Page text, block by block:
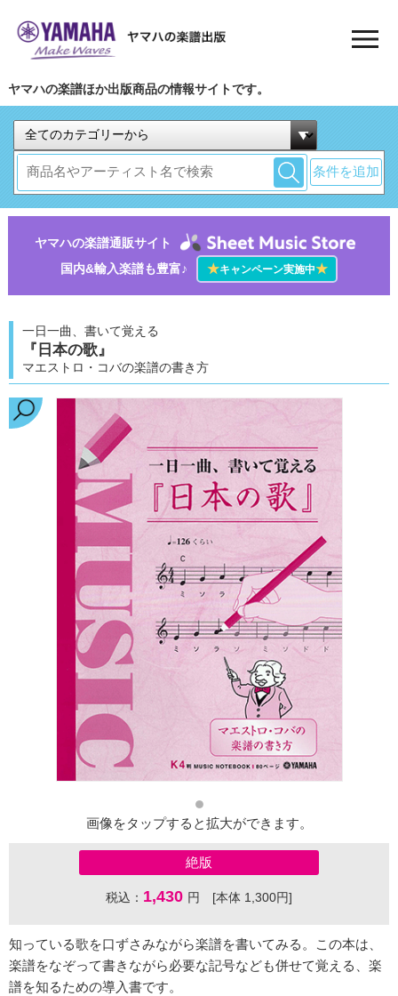
ヤマハの楽譜ほか出版商品の情報サイトです。
条件を追加
ヤマハの楽譜通販サイト
国内&輸入楽譜も豊富♪
★キャンペーン実施中★
一日一曲、書いて覚える
『日本の歌』
マエストロ・コバの楽譜の書き方
画像をタップすると拡大ができます。
絶版
税込： 1,430 円 [本体 1,300円]
知っている歌を口ずさみながら楽譜を書いてみる。この本は、
楽譜をなぞって書きながら必要な記号なども併せて覚える、楽
譜を知るための導入書です。